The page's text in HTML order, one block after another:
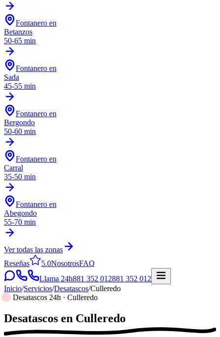
Fontanero en
Betanzos
50-65 min
Fontanero en
Sada
45-55 min
Fontanero en
Bergondo
50-60 min
Fontanero en
Carral
35-50 min
Fontanero en
Abegondo
55-70 min
Ver todas las zonas
Reseñas
5.0NosotrosFAQ
Llama 24h881 352 012881 352 012
Inicio/Servicios/Desatascos/Culleredo
Desatascos 24h · Culleredo
Desatascos en Culleredo